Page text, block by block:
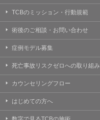
TCBのミッション・行動規範
術後のご相談・お問い合わせ
症例モデル募集
死亡事故リスクゼロへの取り組み
カウンセリングフロー
はじめての方へ